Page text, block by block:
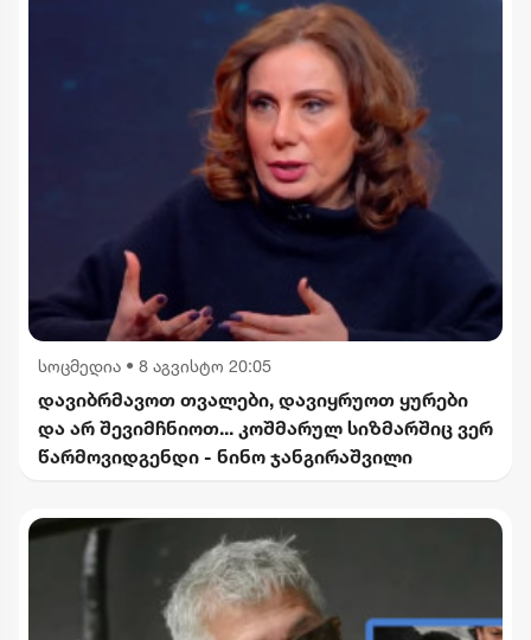
სოცმედია • 8 აგვისტო 20:05
დავიბრმავოთ თვალები, დავიყრუოთ ყურები
და არ შევიმჩნიოთ... კოშმარულ სიზმარშიც ვერ
წარმოვიდგენდი - ნინო ჯანგირაშვილი